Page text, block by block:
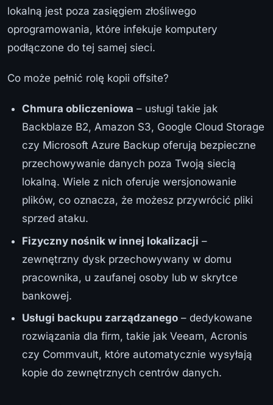
lokalną jest poza zasięgiem złośliwego
oprogramowania, które infekuje komputery
podłączone do tej samej sieci.
Co może pełnić rolę kopii offsite?
Chmura obliczeniowa – usługi takie jak
Backblaze B2, Amazon S3, Google Cloud Storage
czy Microsoft Azure Backup oferują bezpieczne
przechowywanie danych poza Twoją siecią
lokalną. Wiele z nich oferuje wersjonowanie
plików, co oznacza, że możesz przywrócić pliki
sprzed ataku.
Fizyczny nośnik w innej lokalizacji –
zewnętrzny dysk przechowywany w domu
pracownika, u zaufanej osoby lub w skrytce
bankowej.
Usługi backupu zarządzanego – dedykowane
rozwiązania dla firm, takie jak Veeam, Acronis
czy Commvault, które automatycznie wysyłają
kopie do zewnętrznych centrów danych.